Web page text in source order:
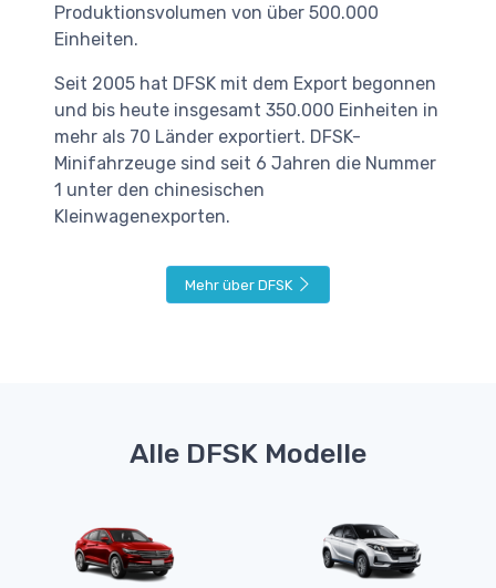
Produktionsvolumen von über 500.000
Einheiten.
Seit 2005 hat DFSK mit dem Export begonnen
und bis heute insgesamt 350.000 Einheiten in
mehr als 70 Länder exportiert. DFSK-
Minifahrzeuge sind seit 6 Jahren die Nummer
1 unter den chinesischen
Kleinwagenexporten.
Mehr über DFSK
Alle DFSK Modelle